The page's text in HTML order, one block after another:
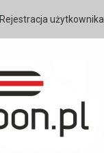
Rejestracja użytkownika